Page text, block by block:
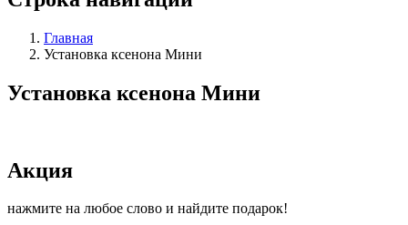
Главная
Установка ксенона Мини
Установка ксенона Мини
Акция
нажмите на любое слово и найдите подарок!